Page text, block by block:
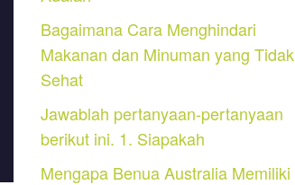
Bagaimana Cara Menghindari
Makanan dan Minuman yang Tidak
Sehat
Jawablah pertanyaan-pertanyaan
berikut ini. 1. Siapakah
Mengapa Benua Australia Memiliki